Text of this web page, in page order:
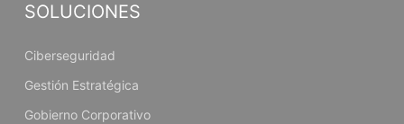
SOLUCIONES
Ciberseguridad
Gestión Estratégica
Gobierno Corporativo